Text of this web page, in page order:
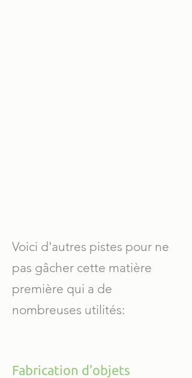
Voici d'autres pistes pour ne
pas gâcher cette matière
première qui a de
nombreuses utilités:
Fabrication d'objets